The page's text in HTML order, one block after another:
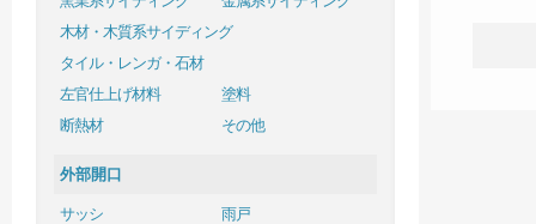
木材・木質系サイディング
タイル・レンガ・石材
左官仕上げ材料
塗料
断熱材
その他
外部開口
サッシ
雨戸